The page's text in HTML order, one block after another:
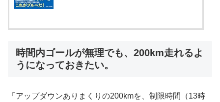
時間内ゴールが無理でも、200km走れるよ
うになっておきたい。
「アップダウンありまくりの200kmを、制限時間（13時